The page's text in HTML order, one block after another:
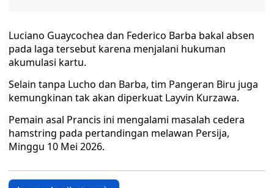
Luciano Guaycochea dan Federico Barba bakal absen
pada laga tersebut karena menjalani hukuman
akumulasi kartu.
Selain tanpa Lucho dan Barba, tim Pangeran Biru juga
kemungkinan tak akan diperkuat Layvin Kurzawa.
Pemain asal Prancis ini mengalami masalah cedera
hamstring pada pertandingan melawan Persija,
Minggu 10 Mei 2026.